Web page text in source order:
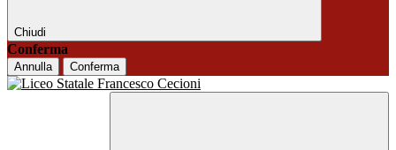
Chiudi
Conferma
Annulla Conferma